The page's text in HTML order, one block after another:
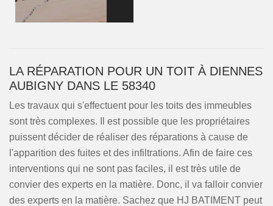
LA RÉPARATION POUR UN TOIT À DIENNES
AUBIGNY DANS LE 58340
Les travaux qui s'effectuent pour les toits des immeubles
sont très complexes. Il est possible que les propriétaires
puissent décider de réaliser des réparations à cause de
l'apparition des fuites et des infiltrations. Afin de faire ces
interventions qui ne sont pas faciles, il est très utile de
convier des experts en la matière. Donc, il va falloir convier
des experts en la matière. Sachez que HJ BATIMENT peut